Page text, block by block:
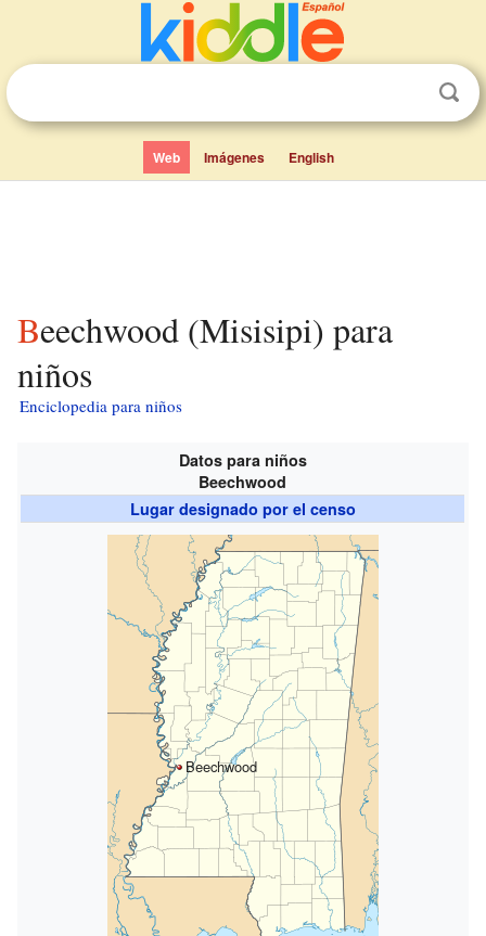
Web Imágenes English
Beechwood (Misisipi) para
niños
Enciclopedia para niños
Datos para niños
Beechwood
Lugar designado por el censo
Beechwood